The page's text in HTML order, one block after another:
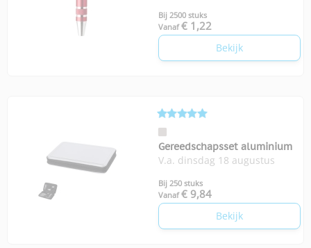
Bij 2500 stuks
Vanaf € 1,22
Bekijk
Gereedschapsset aluminium
V.a. dinsdag 18 augustus
Bij 250 stuks
Vanaf € 9,84
Bekijk